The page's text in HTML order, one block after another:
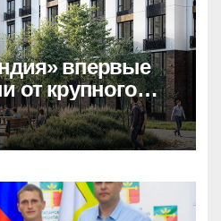
впервые
от крупного
группы